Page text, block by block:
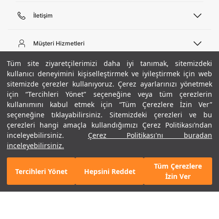
Tüm site ziyaretçilerimizi daha iyi tanımak, sitemizdeki
kullanıcı deneyimini kişiselleştirmek ve iyileştirmek için web
sitemizde çerezler kullanıyoruz. Çerez ayarlarınızı yönetmek
için “Tercihleri Yönet” seçeneğine veya tüm çerezlerin
kullanımını kabul etmek için “Tüm Çerezlere İzin Ver”
seçeneğine tıklayabilirsiniz. Sitemizdeki çerezleri ve bu
çerezleri hangi amaçla kullandığımızı Çerez Politikası’ndan
inceleyebilirsiniz.
Çerez Politikası'nı buradan
inceleyebilirsiniz.
Tercihleri Yönet Hepsini Reddet
Tüm Çerezlere
İzin Ver
+ 6 Renk
GELINCE HABER VER
İletişim
444 02 00
Pazartesi - Cuma 09:00 - 18:00
E-posta
bilgi@underarmour.com
Müşteri Hizmetleri
Sipariş Sorgulama
Bize Ulaşın
Teslimat Bilgileri
İşlem Rehberi
İade ve Değişimler
Sıkça Sorulan Sorular
Beden Rehberi
Site Haritası
Hakkımızda
Ticari Bilgiler
Hükümler ve Koşullar
Gizlilik Politikası
Çerez Politikası
Kariyer
ETBİS
UA Sosyal Medya
Instagram
Facebook
Twitter
Popüler Kategoriler
Erkek Basketbol Ayakkabısı
Çocuk Basketbol Ayakkabısı
Erkek Eşofman
Kadın Tayt